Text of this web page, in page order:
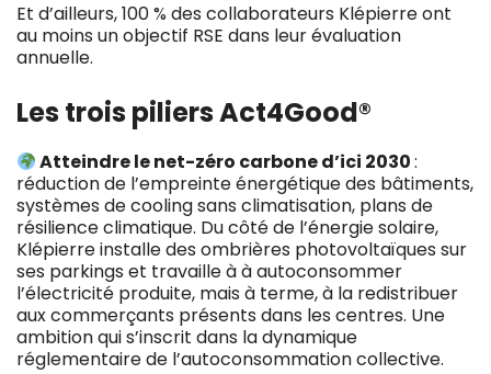
Et d’ailleurs, 100 % des collaborateurs Klépierre ont
au moins un objectif RSE dans leur évaluation
annuelle.
Les trois piliers Act4Good®
Atteindre le net-zéro carbone d’ici 2030:
réduction de l’empreinte énergétique des bâtiments,
systèmes de cooling sans climatisation, plans de
résilience climatique. Du côté de l’énergie solaire,
Klépierre installe des ombrières photovoltaïques sur
ses parkings et travaille à à autoconsommer
l’électricité produite, mais à terme, à la redistribuer
aux commerçants présents dans les centres. Une
ambition qui s’inscrit dans la dynamique
réglementaire de l’autoconsommation collective.